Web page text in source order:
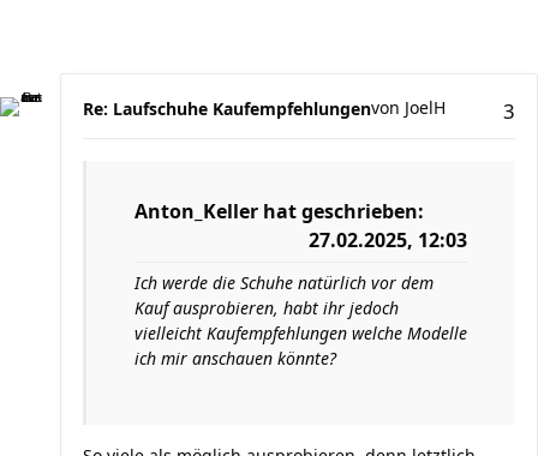
Re: Laufschuhe Kaufempfehlungen 3
von JoelH
Anton_Keller hat geschrieben:
27.02.2025, 12:03
Ich werde die Schuhe natürlich vor dem
Kauf ausprobieren, habt ihr jedoch
vielleicht Kaufempfehlungen welche Modelle
ich mir anschauen könnte?